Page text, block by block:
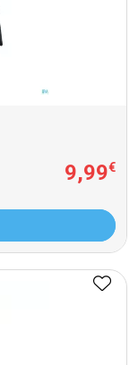
9,99€